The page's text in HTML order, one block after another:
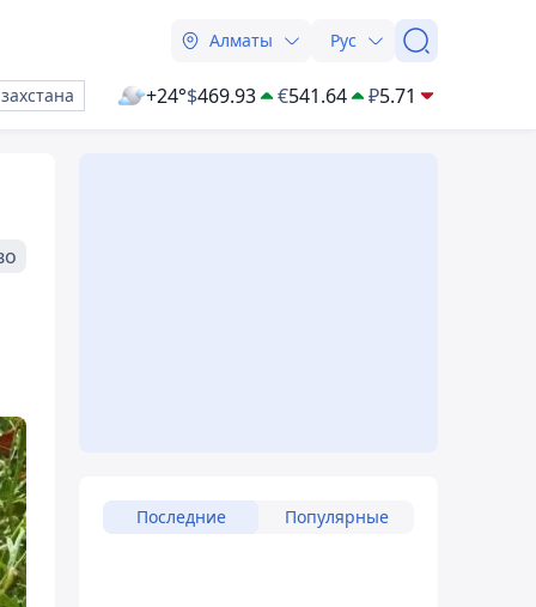
Алматы Рус
+24°$469.93 €541.64 ₽5.71
Последние Популярные